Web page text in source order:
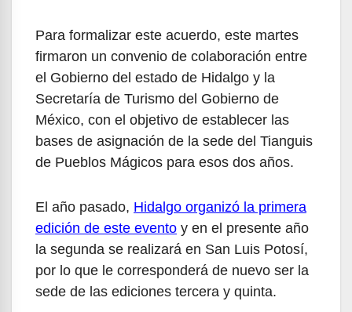
Para formalizar este acuerdo, este martes
firmaron un convenio de colaboración entre
el Gobierno del estado de Hidalgo y la
Secretaría de Turismo del Gobierno de
México, con el objetivo de establecer las
bases de asignación de la sede del Tianguis
de Pueblos Mágicos para esos dos años.
El año pasado, Hidalgo organizó la primera
edición de este evento y en el presente año
la segunda se realizará en San Luis Potosí,
por lo que le corresponderá de nuevo ser la
sede de las ediciones tercera y quinta.